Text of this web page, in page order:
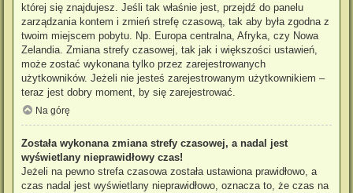
której się znajdujesz. Jeśli tak właśnie jest, przejdź do panelu
zarządzania kontem i zmień strefę czasową, tak aby była zgodna z
twoim miejscem pobytu. Np. Europa centralna, Afryka, czy Nowa
Zelandia. Zmiana strefy czasowej, tak jak i większości ustawień,
może zostać wykonana tylko przez zarejestrowanych
użytkowników. Jeżeli nie jesteś zarejestrowanym użytkownikiem –
teraz jest dobry moment, by się zarejestrować.
Na górę
Została wykonana zmiana strefy czasowej, a nadal jest
wyświetlany nieprawidłowy czas!
Jeżeli na pewno strefa czasowa została ustawiona prawidłowo, a
czas nadal jest wyświetlany nieprawidłowo, oznacza to, że czas na